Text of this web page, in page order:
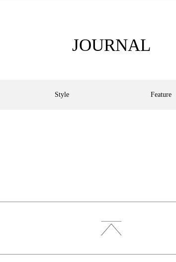
JOURNAL
Style Feature